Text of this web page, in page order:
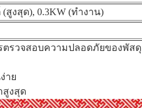
(สูงสุด), 0.3KW (ทำงาน)
ตรวจสอบความปลอดภัยของพัสดุ
าย
สูงสุด